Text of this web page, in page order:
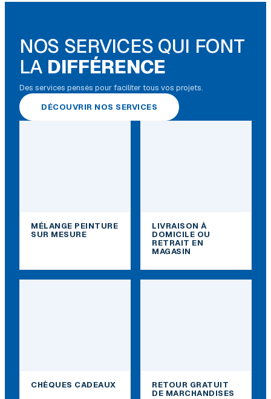
NOS SERVICES QUI FONT
LA DIFFÉRENCE
Des services pensés pour faciliter tous vos projets.
DÉCOUVRIR NOS SERVICES
MÉLANGE PEINTURE
SUR MESURE
LIVRAISON À
DOMICILE OU
RETRAIT EN
MAGASIN
CHÈQUES CADEAUX
RETOUR GRATUIT
DE MARCHANDISES